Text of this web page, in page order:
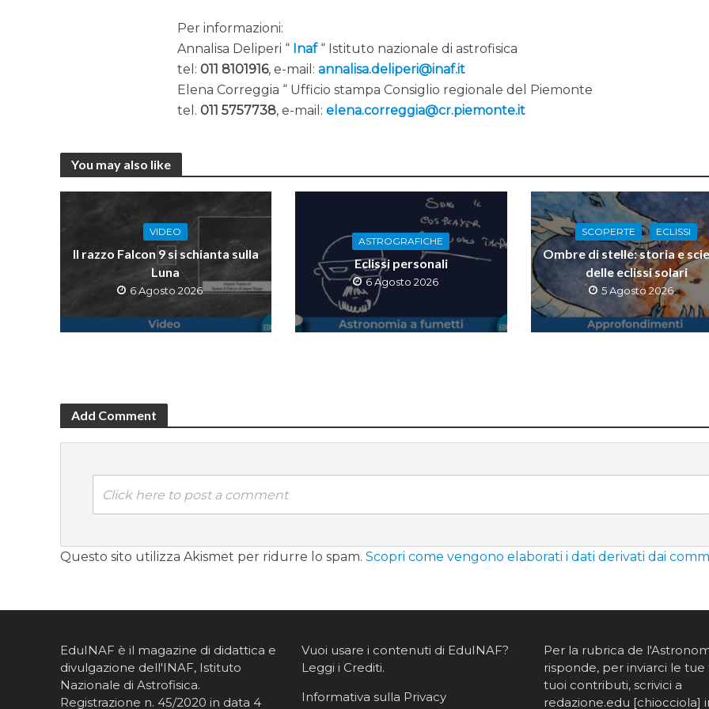
Per informazioni:
Annalisa Deliperi “ Inaf“ Istituto nazionale di astrofisica
tel:011 8101916, e-mail:annalisa.deliperi@inaf.it
Elena Correggia “ Ufficio stampa Consiglio regionale del Piemonte
tel.011 5757738, e-mail:elena.correggia@cr.piemonte.it
You may also like
VIDEO
Il razzo Falcon 9 si schianta sulla
Luna
6 Agosto 2026
ASTROGRAFICHE
Eclissi personali
6 Agosto 2026
SCOPERTE ECLISSI
Ombre di stelle: storia e
delle eclissi solari
5 Agosto 2026
Add Comment
Click here to post a comment
Questo sito utilizza Akismet per ridurre lo spam. Scopri come vengono elaborati i dati derivati dai
EduINAF è il magazine di didattica e
divulgazione dell'INAF, Istituto
Nazionale di Astrofisica.
Registrazione n. 45/2020 in data 4
Vuoi usare i contenuti di EduINAF?
Leggi i Crediti.
Informativa sulla Privacy
Per la rubrica de
risponde, per inviarci le tue
tuoi contributi, scrivici a
redazione.edu [chiocciola]